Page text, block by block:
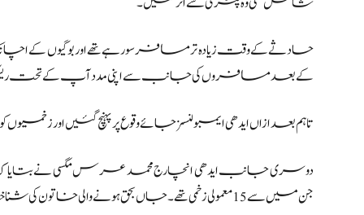
حادثے کے وقت زیادہ تر مسافر سو رہے تھے اور بوگیوں
کے بعد مسافروں کی جانب سے اپنی مدد آپ کے تحت
تاہم بعد ازاں ایدھی ایمبولنسز جائے وقوع پر پہنچ گئیں اور
جن میں سے 15 معمولی زخمی تھے۔جاں بحق ہونے والی خاتون کی شناخت عظمیٰ زوجہ صابر سکنہ کے نام سے ہوئی جو کراچی کی رہائشی تھی۔